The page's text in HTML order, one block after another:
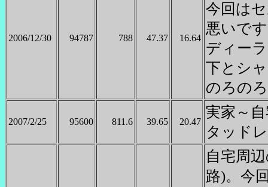
2006/12/30 94787 788 47.37 16.64
今回は
悪いで
ディー
下とシ
のろの
2007/2/25 95600 811.6 39.65 20.47
実家～
タッド
自宅周
路)。今